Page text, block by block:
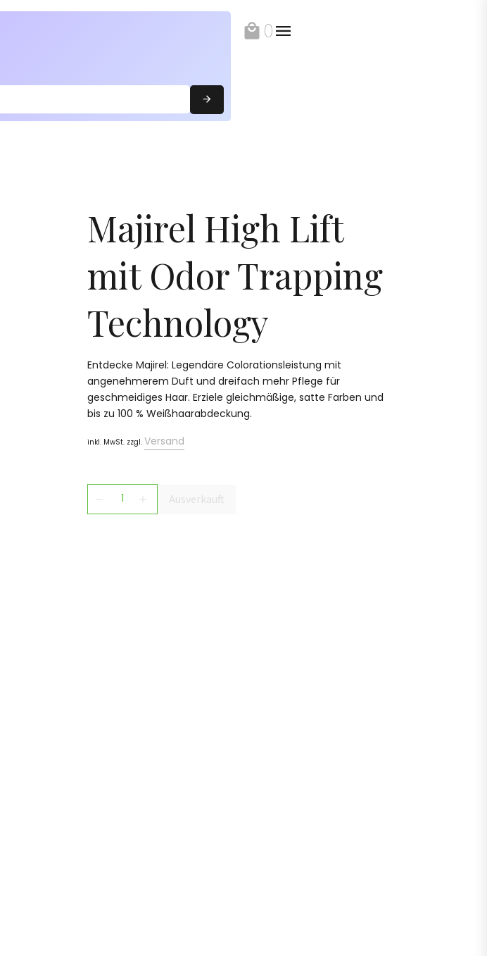
local_mall 0
Majirel High Lift
mit Odor Trapping
Technology
Entdecke Majirel: Legendäre Colorationsleistung mit
angenehmerem Duft und dreifach mehr Pflege für
geschmeidiges Haar. Erziele gleichmäßige, satte Farben und
bis zu 100 % Weißhaarabdeckung.
inkl. MwSt. zzgl. Versand
Ausverkauft